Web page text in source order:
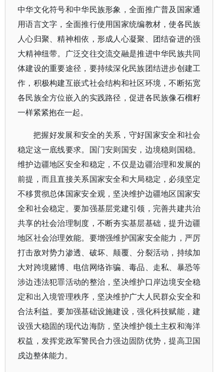
中华文化符号和中华民族形象，全面推广普及国家通
用语言文字，全面推行使用国家统编教材，使各民族
人心归聚、精神相依，形成人心凝聚、团结奋进的强
大精神纽带。广泛交往交流交融是推进中华民族共同
体建设的重要途径，要持续深化民族团结进步创建工
作，积极构建互嵌式社会结构和社区环境，不断拓宽
各民族全方位嵌入的实践路径，促进各民族像石榴籽
一样紧紧抱在一起。
把握好发展和安全的关系，守好国家安全和社会
稳定这一底线要求。国门安则国安，边境稳则国稳。
维护边疆地区安全和稳定，不仅是边疆治理和发展的
前提，而且直接关系国家安全和大局稳定，必须坚定
不移贯彻总体国家安全观，坚决维护边疆地区国家安
全和社会稳定。要加强基层党建引领，完善共建共治
共享的社会治理制度，不断夯实基层基础，提升边疆
地区社会治理效能。要增强维护国家安全能力，严厉
打击敌对势力渗透、破坏、颠覆、分裂活动，持续加
大对跨境赌博、电信网络诈骗、毒品、走私、暴恐等
涉边违法犯罪活动的整治，坚决维护口岸边境安全稳
定和出入境管理秩序，坚决维护广大人民群众安全和
合法利益。要加强基础设施建设，强化科技赋能，建
设强大稳固的现代边海防，坚决维护领土主权和海洋
权益，发挥党政军警民合力强边固防优势，提高卫国
戍边整体能力。